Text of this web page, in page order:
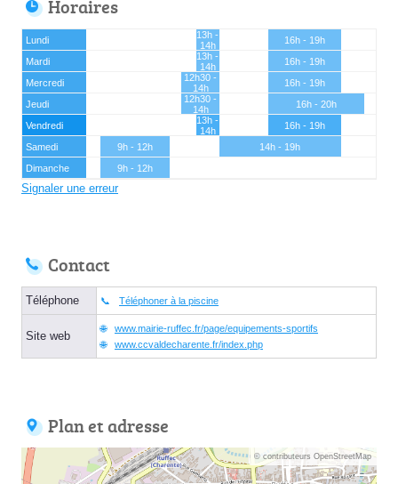
Horaires
Lundi
13h -
14h
16h - 19h
Mardi
13h -
14h
16h - 19h
Mercredi
12h30 -
14h
16h - 19h
Jeudi
12h30 -
14h
16h - 20h
Vendredi
13h -
14h
16h - 19h
Samedi
9h - 12h
14h - 19h
Dimanche
9h - 12h
Signaler une erreur
Contact
Téléphone Téléphoner à la piscine
Site web
www.mairie-ruffec.fr/page/equipements-sportifs
www.ccvaldecharente.fr/index.php
Plan et adresse
© contributeurs OpenStreetMap